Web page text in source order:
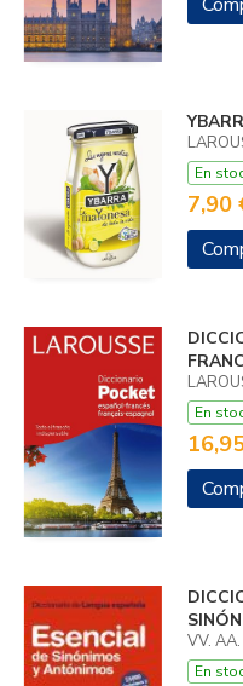
En
7,90
En
VV. AA.
En